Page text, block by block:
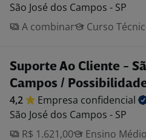
São José dos Campos - SP
A combinar
Curso
Suporte Ao Cliente -
Campos /
4,2 Empresa confidencial
São José dos Campos - SP
R$ 1.621,00
Ensino